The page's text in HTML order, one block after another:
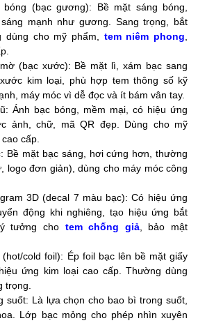
bóng (bạc gương): Bề mặt sáng bóng,
mạnh như gương. Sang trọng, bắt
dùng cho mỹ phẩm, tem niêm phong
(bạc xước): Bề mặt lì, xám bạc sang
kim loại, phù hợp tem thông số kỹ
máy móc vì dễ đọc và ít bám vân tay.
Ánh bạc bóng, mềm mại, có hiệu ứng
ảnh, chữ, mã QR đẹp. Dùng cho mỹ
cấp.
Bề mặt bạc sáng, hơi cứng hơn, thường
logo đơn giản), dùng cho máy móc công
3D (decal 7 màu bạc): Có hiệu ứng
động khi nghiêng, tạo hiệu ứng bắt
tưởng cho tem chống giả, bảo mật
(hot/cold foil): Ép foil bạc lên bề mặt giấy
ứng kim loại cao cấp. Thường dùng
trọng.
suốt: Là lựa chọn cho bao bì trong suốt,
Lớp bạc mỏng cho phép nhìn xuyên